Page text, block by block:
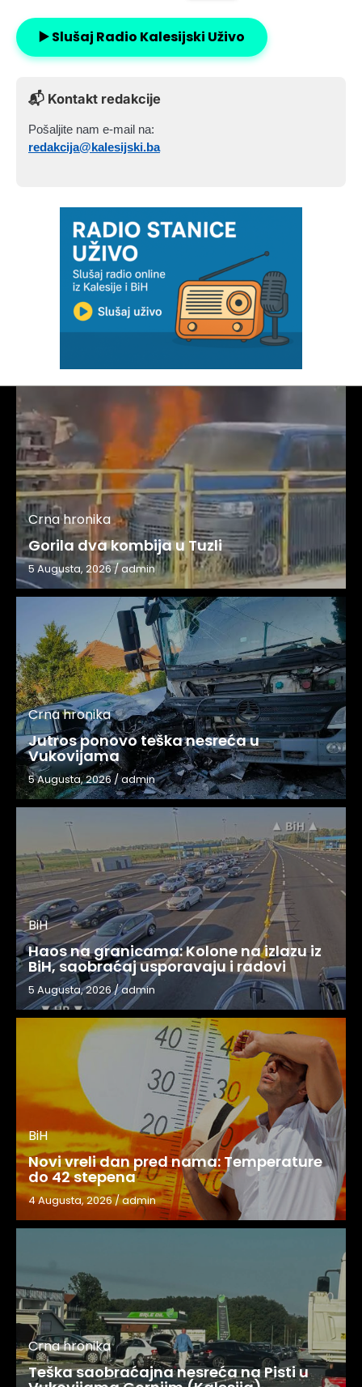
▶️ Slušaj Radio Kalesijski Uživo
📬 Kontakt redakcije
Pošaljite nam e-mail na:
redakcija@kalesijski.ba
Crna hronika
Gorila dva kombija u Tuzli
5 Augusta, 2026/admin
Crna hronika
Jutros ponovo teška nesreća u
Vukovijama
5 Augusta, 2026/admin
BiH
Haos na granicama: Kolone na izlazu iz
BiH, saobraćaj usporavaju i radovi
5 Augusta, 2026/admin
BiH
Novi vreli dan pred nama: Temperature
do 42 stepena
4 Augusta, 2026/admin
Crna hronika
Teška saobraćajna nesreća na Pisti u